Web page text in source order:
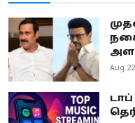
Aug